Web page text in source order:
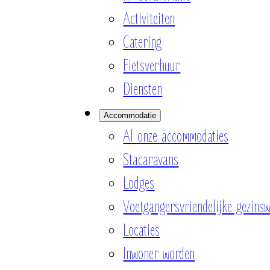
Activiteiten
Catering
Fietsverhuur
Diensten
Accommodatie
Al onze accommodaties
Stacaravans
Lodges
Voetgangersvriendelijke
Locaties
Inwoner worden